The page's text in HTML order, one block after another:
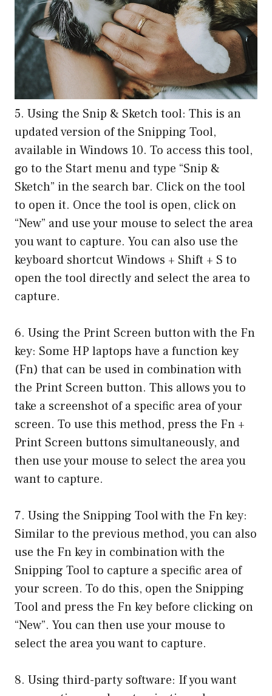
5. Using the Snip & Sketch tool: This is an
updated version of the Snipping Tool,
available in Windows 10. To access this tool,
go to the Start menu and type “Snip &
Sketch” in the search bar. Click on the tool
to open it. Once the tool is open, click on
“New” and use your mouse to select the area
you want to capture. You can also use the
keyboard shortcut Windows + Shift + S to
open the tool directly and select the area to
capture.
6. Using the Print Screen button with the Fn
key: Some HP laptops have a function key
(Fn) that can be used in combination with
the Print Screen button. This allows you to
take a screenshot of a specific area of your
screen. To use this method, press the Fn +
Print Screen buttons simultaneously, and
then use your mouse to select the area you
want to capture.
7. Using the Snipping Tool with the Fn key:
Similar to the previous method, you can also
use the Fn key in combination with the
Snipping Tool to capture a specific area of
your screen. To do this, open the Snipping
Tool and press the Fn key before clicking on
“New”. You can then use your mouse to
select the area you want to capture.
8. Using third-party software: If you want